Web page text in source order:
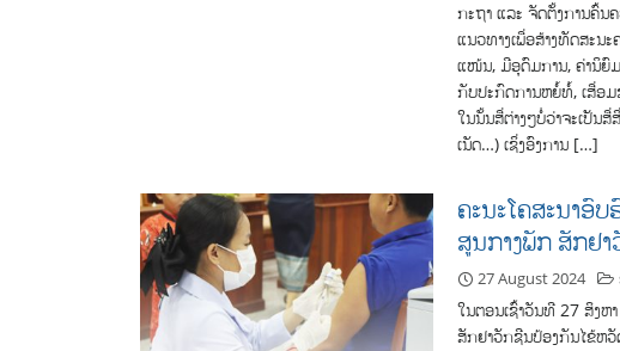
ກະຖາ ແລະ ຈັດຕັ້ງການຄົ້ນ
ແນວທາງເພື່ອສ້າງທັດສະນ
ແໜ້ນ, ມີອຸດົມການ, ຄ່ານິຍົ
ກັບປະກົດການຫຍໍ້ທໍ້, ເສື່ອ
ໃນນັ້ນສື່ຕ່າງໆບໍ່ວ່າຈະເປັນ
ເນັດ…) ເຊິ່ງອົງການ […]
ຄະນະໂຄສະນາອົ
ສູນກາງພັກ ສັກຢ
27 August 2024
ໃນຕອນເຊົ້າວັນທີ 27 ສິງຫ
ສັກຢາວັກຊີນປ້ອງກັນໄຂ້ຫ